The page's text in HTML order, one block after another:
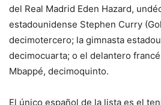
del Real Madrid Eden Hazard,
estadounidense Stephen Curry
decimotercero; la gimnasta
decimocuarta; o el delantero
Mbappé, decimoquinto.
El único español de la lista es el